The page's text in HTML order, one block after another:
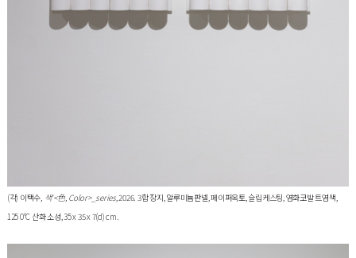
(각) 이택수 , 색'<色, Color>_series, 2026. 3합 장지, 알루미늄판넬, 페이퍼옥토, 슬립케스팅, 염화코발 트염색,
125 0°C 산화 소성, 35 x 35 x 7(d) cm.